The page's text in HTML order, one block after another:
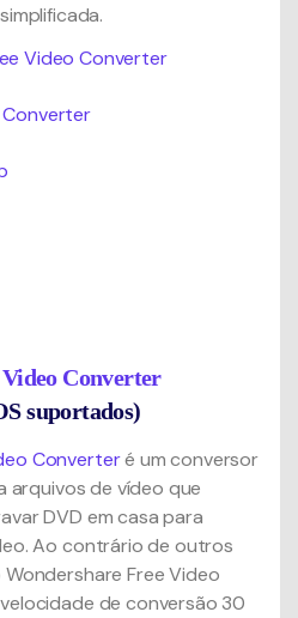
Video Converter
Converter
Converter
suportados)
Converteré um conversor
arquivos de vídeo que
DVD em casa para
Ao contrário de outros
Free Video
de conversão 30